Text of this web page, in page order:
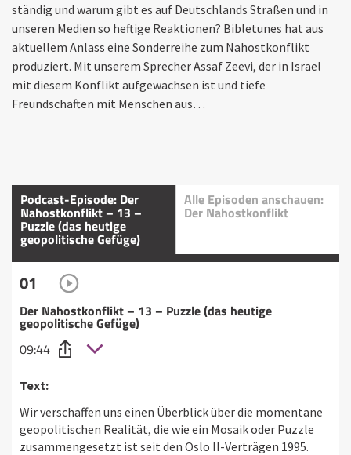
ständig und warum gibt es auf Deutschlands Straßen und in
unseren Medien so heftige Reaktionen? Bibletunes hat aus
aktuellem Anlass eine Sonderreihe zum Nahostkonflikt
produziert. Mit unserem Sprecher Assaf Zeevi, der in Israel
mit diesem Konflikt aufgewachsen ist und tiefe
Freundschaften mit Menschen aus…
Podcast-Episode: Der
Nahostkonflikt – 13 –
Puzzle (das heutige
geopolitische Gefüge)
Alle Episoden anschauen:
Der Nahostkonflikt
01
Der Nahostkonflikt – 13 – Puzzle (das heutige
geopolitische Gefüge)
09:44
Text:
Wir verschaffen uns einen Überblick über die momentane
geopolitischen Realität, die wie ein Mosaik oder Puzzle
zusammengesetzt ist seit den Oslo II-Verträgen 1995.